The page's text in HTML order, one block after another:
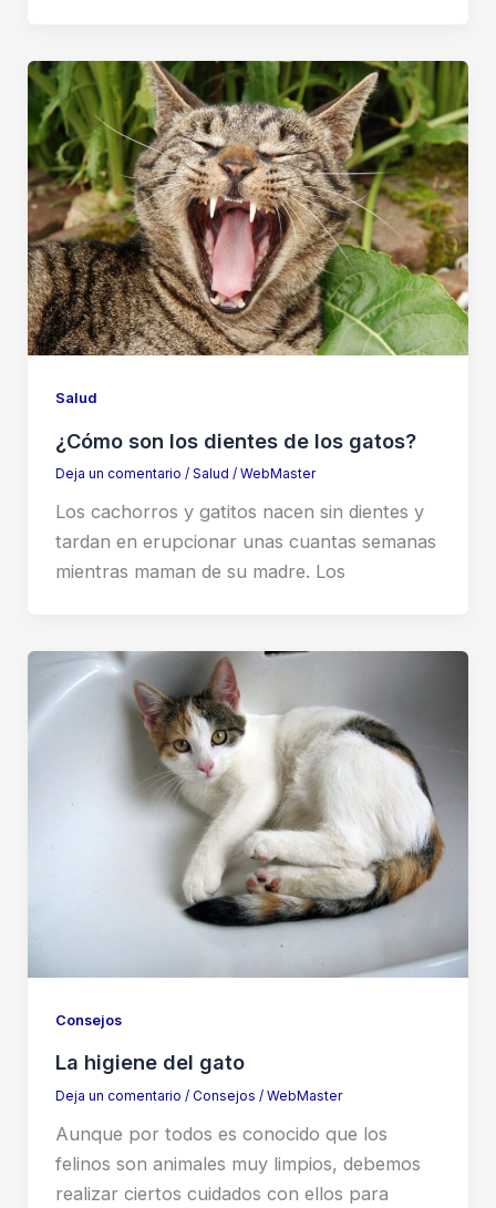
Salud
¿Cómo son los dientes de los gatos?
Deja un comentario / Salud / WebMaster
Los cachorros y gatitos nacen sin dientes y
tardan en erupcionar unas cuantas semanas
mientras maman de su madre. Los
Consejos
La higiene del gato
Deja un comentario / Consejos / WebMaster
Aunque por todos es conocido que los
felinos son animales muy limpios, debemos
realizar ciertos cuidados con ellos para